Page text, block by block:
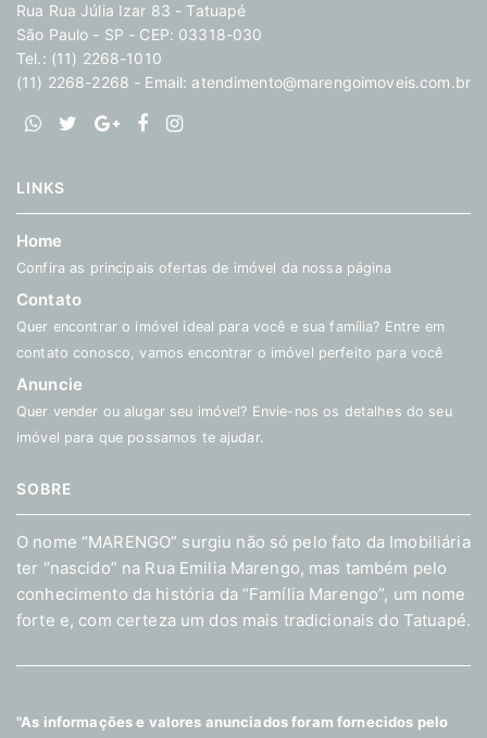
Rua Rua Júlia Izar 83 - Tatuapé
São Paulo - SP - CEP: 03318-030
Tel.: (11) 2268-1010
(11) 2268-2268 - Email: atendimento@marengoimoveis.com.br
LINKS
Home
Confira as principais ofertas de imóvel da nossa página
Contato
Quer encontrar o imóvel ideal para você e sua família? Entre em
contato conosco, vamos encontrar o imóvel perfeito para você
Anuncie
Quer vender ou alugar seu imóvel? Envie-nos os detalhes do seu
imóvel para que possamos te ajudar.
SOBRE
O nome “MARENGO” surgiu não só pelo fato da Imobiliária
ter “nascido” na Rua Emilia Marengo, mas também pelo
conhecimento da história da “Família Marengo”, um nome
forte e, com certeza um dos mais tradicionais do Tatuapé.
"As informações e valores anunciados foram fornecidos pelo